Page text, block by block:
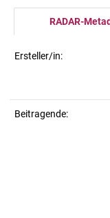
RADAR-
Ersteller/in:
Beitragende: